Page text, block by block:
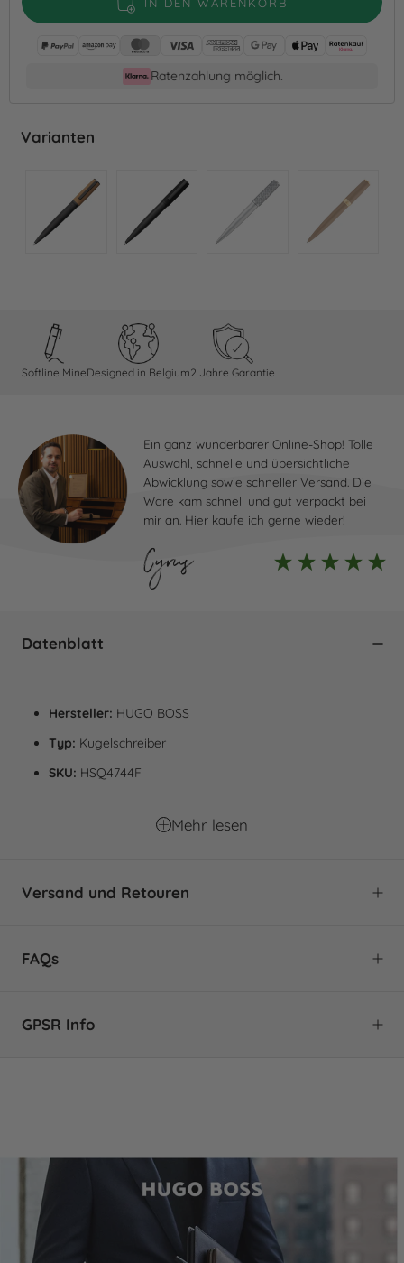
IN DEN WARENKORB
Ratenzahlung möglich.
Varianten
Softline MineDesigned in Belgium2 Jahre Garantie
Datenblatt
Hersteller: HUGO BOSS
Typ: Kugelschreiber
SKU: HSQ4744F
Spezifische Farbe:White
Mehr lesen
Versand und Retouren
DHL GO GREEN 🌱
unterstützt mit den
Einnahmen
Klimaschutzprojekte zum
Emissionsausgleich.
FAQs
Kann ich mein Schreibgerät als Geschenk
einpacken lassen?
Kann ich mein Schreibgerät ausprobieren?
Bietet Penoblo Reparaturen an?
GPSR Info
Infos:
Ein ganz wunderbarer Online-Shop! Tolle
Auswahl, schnelle und übersichtliche
Abwicklung sowie schneller Versand. Die
Ware kam schnell und gut verpackt bei
mir an. Hier kaufe ich gerne wieder!
Cyrus